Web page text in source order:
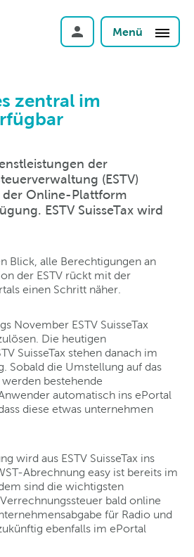
Menü
zentral im
der
(ESTV)
Online-Plattform
ESTV SuisseTax wird
Blick, alle Berechtigungen an
der ESTV rückt mit der
einen Schritt näher.
November ESTV SuisseTax
Die heutigen
SuisseTax stehen danach im
Sobald die Umstellung auf das
bestehende
automatisch ins ePortal
diese etwas unternehmen
wird aus ESTV SuisseTax ins
Abrechnung easy ist bereits im
sind die wichtigsten
bald online
für Radio und
ebenfalls im ePortal